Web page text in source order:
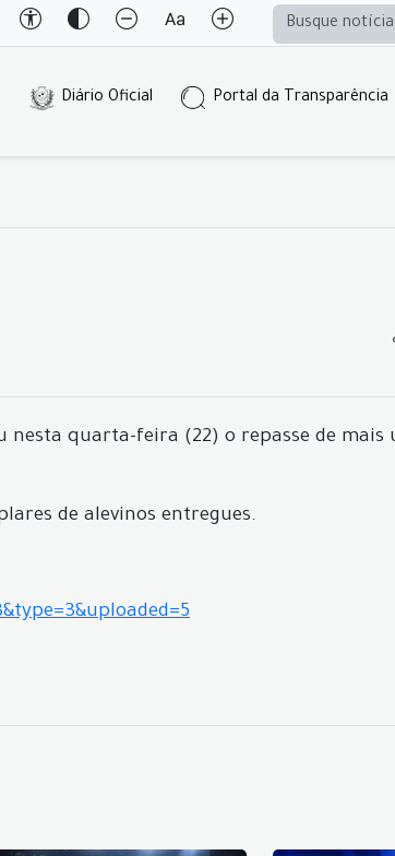
Diário Oficial Portal da Transparência
quarta-feira (22) o repasse de mais
de alevinos entregues.